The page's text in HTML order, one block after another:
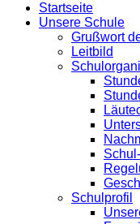
Startseite
Unsere Schule
Grußwort
Leitbild
Schulprofil